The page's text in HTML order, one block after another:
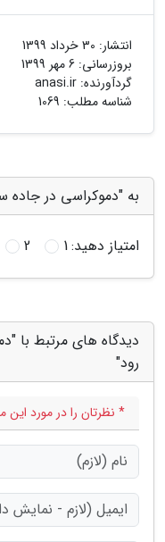
انتشار: 30 خرداد 1399
بروزرسانی: 6 مهر 1399
گردآورنده: anasi.ir
شناسه مطلب: 1069
به "دموکراسی در جاده
امتیاز دهید:1
2
دیدگاه های مرتبط با
رود"
* نظرتان را در مورد این